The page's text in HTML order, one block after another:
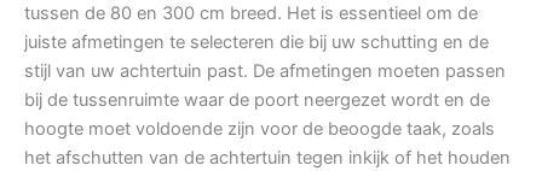
tussen de 80 en 300 cm breed. Het is essentieel om de
juiste afmetingen te selecteren die bij uw schutting en de
stijl van uw achtertuin past. De afmetingen moeten passen
bij de tussenruimte waar de poort neergezet wordt en de
hoogte moet voldoende zijn voor de beoogde taak, zoals
het afschutten van de achtertuin tegen inkijk of het houden